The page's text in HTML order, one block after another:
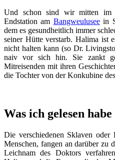
Und schon sind wir mitten im
Endstation am Bangweuluseein
dem es gesundheitlich immer
seiner Hütte verstarb. Halima ist
nicht halten kann (so Dr.
naiv vor sich hin. Sie zankt
Mitreisenden mit ihren
die Tochter von der Konkubine
Was ich gelesen habe
Die verschiedenen Sklaven oder
Menschen, fangen an darüber zu
Leichnam des Doktors